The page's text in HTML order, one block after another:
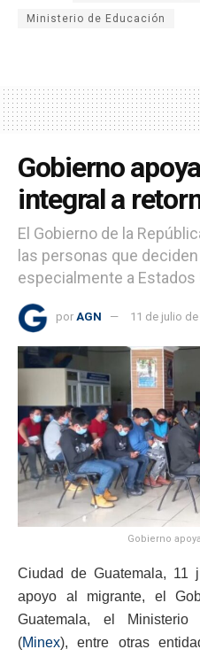
Ministerio de Educación
Gobierno
integral a
El Gobierno de la
las personas que
especialmente a Estados
por AGN 11 de julio de
Gobierno
Ciudad de Guatemala, 11
apoyo al migrante, el
Guatemala, el Ministerio
(Minex), entre otras